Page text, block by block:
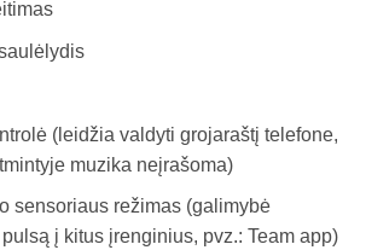
(leidžia valdyti grojaraštį telefone,
muzika neįrašoma)
režimas (galimybė
į kitus įrenginius, pvz.: Team app)